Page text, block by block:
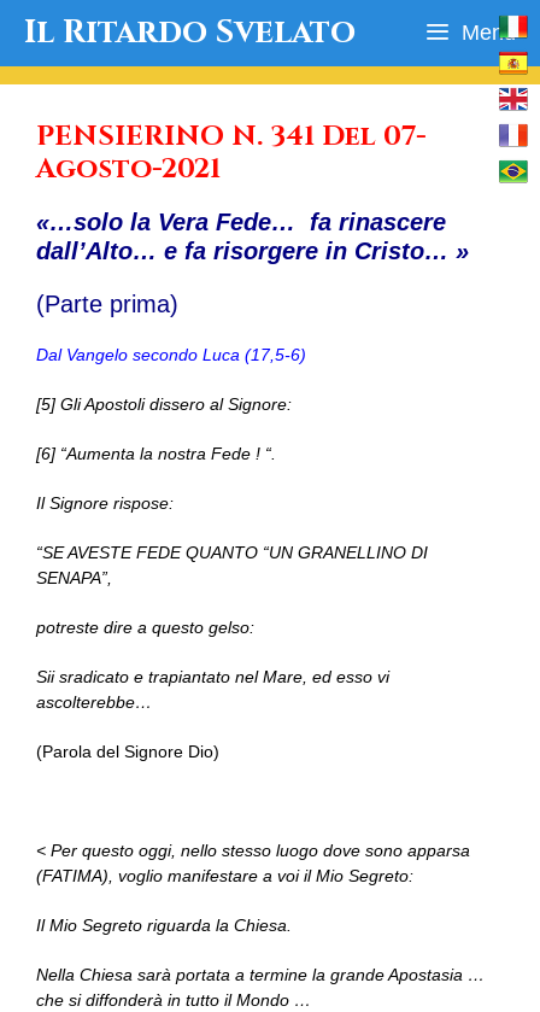
Il Ritardo Svelato Menu
PENSIERINO N. 341 Del 07-
Agosto-2021
«…solo la Vera Fede… fa rinascere
dall’Alto… e fa risorgere in Cristo… »
(Parte prima)
Dal Vangelo secondo Luca (17,5-6)
[5] Gli Apostoli dissero al Signore:
[6] “Aumenta la nostra Fede ! “.
Il Signore rispose:
“SE AVESTE FEDE QUANTO “UN GRANELLINO DI
SENAPA”,
potreste dire a questo gelso:
Sii sradicato e trapiantato nel Mare, ed esso vi
ascolterebbe…
(Parola del Signore Dio)
< Per questo oggi, nello stesso luogo dove sono apparsa
(FATIMA), voglio manifestare a voi il Mio Segreto:
Il Mio Segreto riguarda la Chiesa.
Nella Chiesa sarà portata a termine la grande Apostasia …
che si diffonderà in tutto il Mondo …